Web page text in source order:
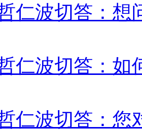
仁波切答：想
仁波切答：如
仁波切答：您